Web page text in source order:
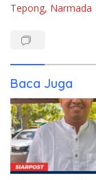
Tepong, Narmada
Baca Juga